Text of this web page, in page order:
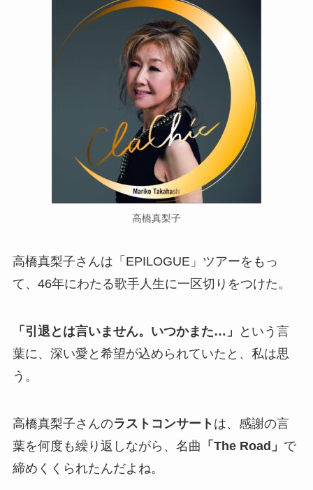
高橋真梨子
高橋真梨子さんは「EPILOGUE」ツアーをもっ
て、46年にわたる歌手人生に一区切りをつけた。
「引退とは言いません。いつかまた…」
という言
葉に、深い愛と希望が込められていたと、私は思
う。
高橋真梨子さんのラストコンサート は、感謝の言
葉を何度も繰り返しながら、名曲 「The Road」 で
締めくくられたんだよね。